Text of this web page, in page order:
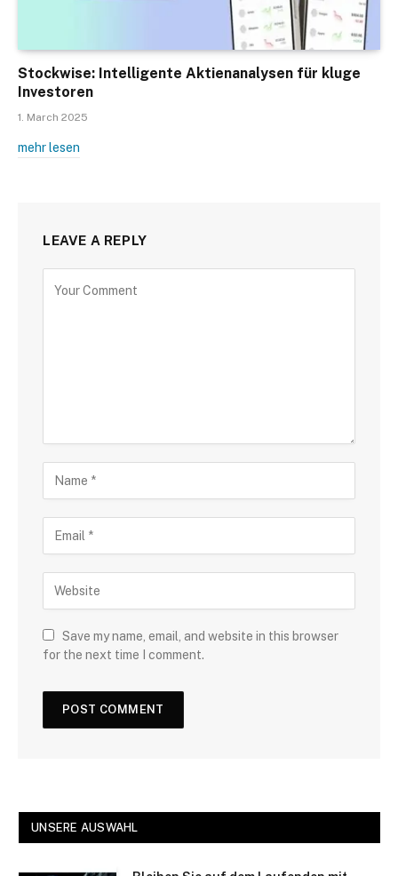
Stockwise: Intelligente Aktienanalysen für kluge
Investoren
1. March 2025
mehr lesen
LEAVE A REPLY
Save my name, email, and website in this browser
for the next time I comment.
UNSERE AUSWAHL